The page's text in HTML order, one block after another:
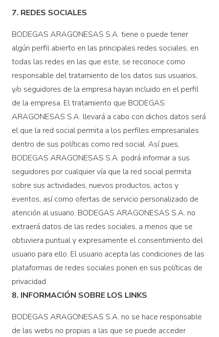
7. REDES SOCIALES
BODEGAS ARAGONESAS S.A. tiene o puede tener
algún perfil abierto en las principales redes sociales, en
todas las redes en las que este, se reconoce como
responsable del tratamiento de los datos sus usuarios,
y/o seguidores de la empresa hayan incluido en el perfil
de la empresa. El tratamiento que BODEGAS
ARAGONESAS S.A. llevará a cabo con dichos datos será
el que la red social permita a los perfiles empresariales
dentro de sus políticas como red social. Así pues,
BODEGAS ARAGONESAS S.A. podrá informar a sus
seguidores por cualquier vía que la red social permita
sobre sus actividades, nuevos productos, actos y
eventos, así como ofertas de servicio personalizado de
atención al usuario. BODEGAS ARAGONESAS S.A. no
extraerá datos de las redes sociales, a menos que se
obtuviera puntual y expresamente el consentimiento del
usuario para ello. El usuario acepta las condiciones de las
plataformas de redes sociales ponen en sus políticas de
privacidad.
8. INFORMACIÓN SOBRE LOS LINKS
BODEGAS ARAGONESAS S.A. no se hace responsable
de las webs no propias a las que se puede acceder